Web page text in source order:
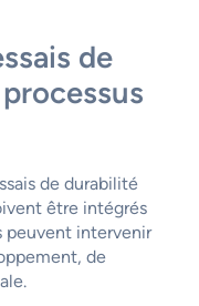
de
de durabilité
être intégrés
peuvent intervenir
de